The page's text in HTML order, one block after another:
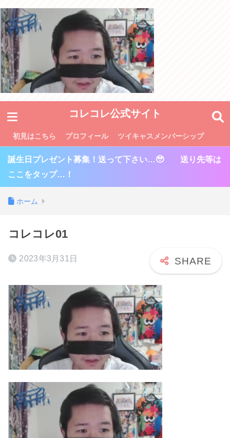
コレコレ公式サイト
初見はこちら プロフィール ツイキャスメンバーシップ
誕生日プレゼント募集！送って下さい…🥹 送り先等は
ここをタップ…！
ホーム
コレコレ01
2023年3月31日